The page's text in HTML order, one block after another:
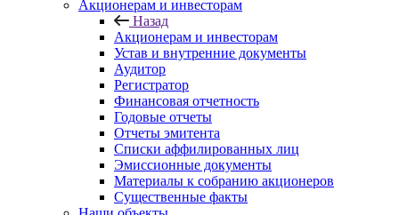
Акционерам и инвесторам
Назад
Акционерам и инвесторам
Устав и внутренние документы
Аудитор
Регистратор
Финансовая отчетность
Годовые отчеты
Отчеты эмитента
Списки аффилированных лиц
Эмиссионные документы
Материалы к собранию акционеров
Существенные факты